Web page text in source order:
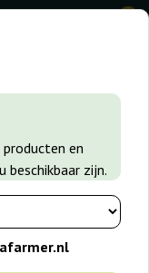
en
beschikbaar zijn.
0
Widow White